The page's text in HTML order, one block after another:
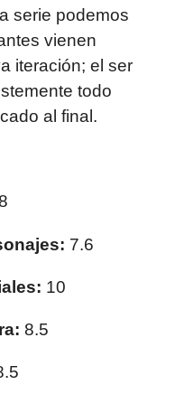
serie podemos
vienen
iteración; el ser
todo
al final.
7.6
10
8.5